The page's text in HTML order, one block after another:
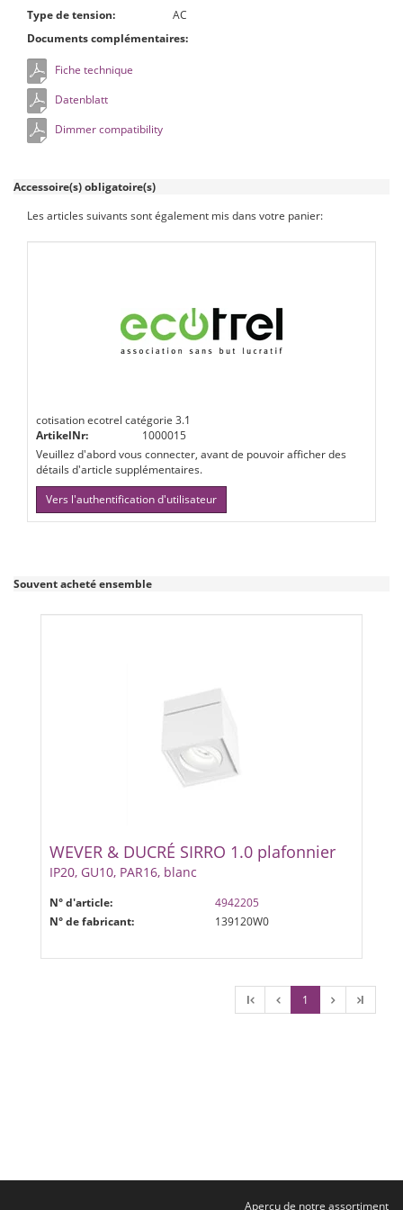
Type de tension:
AC
Documents complémentaires:
Fiche technique
Datenblatt
Dimmer compatibility
Accessoire(s) obligatoire(s)
Les articles suivants sont également mis dans votre panier:
cotisation ecotrel catégorie 3.1
ArtikelNr:
1000015
Veuillez d'abord vous connecter, avant de pouvoir afficher des
détails d'article supplémentaires.
Vers l'authentification d'utilisateur
Souvent acheté ensemble
WEVER & DUCRÉ SIRRO 1.0 plafonnier
IP20, GU10, PAR16, blanc
N° d'article:
4942205
N° de fabricant:
139120W0
l 1 l
Aperçu de notre assortiment